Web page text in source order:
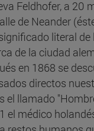
Feldhofer, a 20
de Neander
literal de
de la ciudad
en 1868 se
directos
el llamado
el médico